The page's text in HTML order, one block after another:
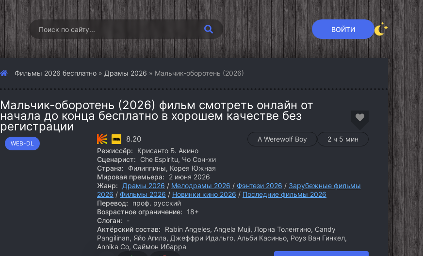
ВОЙТИ
Фильмы 2026 бесплатно » Драмы 2026 » Мальчик-оборотень (2026)
Мальчик-оборотень (2026) фильм смотреть онлайн от
начала до конца бесплатно в хорошем качестве без
регистрации
WEB-DL 8.20 A Werewolf Boy
2 ч 5 мин
Режиссёр:
Крисанто Б. Акино
Сценарист:
Che Espiritu, Чо Сон-хи
Страна:
Филиппины, Корея Южная
Мировая премьера:
2 июня 2026
Жанр:
Драмы 2026 / Мелодрамы 2026 / Фэнтези 2026 / Зарубежные фильмы
2026 / Фильмы 2026 / Новинки кино 2026 / Последние фильмы 2026
Перевод:
проф. русский
Возрастное ограничение:
18+
Слоган:
-
Актёрский состав:
Rabin Angeles, Angela Muji, Лорна Толентино, Candy
Pangilinan, Яйо Агила, Джеффри Идальго, Альби Касиньо, Роуз Ван Гинкел,
Annika Co, Саймон Ибарра